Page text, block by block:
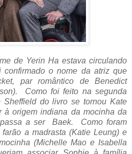
de Yerin Ha estava circulando
o nome da atriz que
par romântico de Benedict
. Como foi feito na segunda
Sheffield do livro se tornou Kate
à origem indiana da mocinha da
a ser Baek. Como foram
a madrasta (Katie Leung) e
(Michelle Mao e Isabella